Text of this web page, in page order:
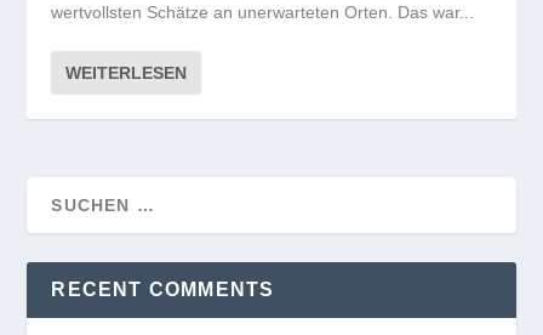
wertvollsten Schätze an unerwarteten Orten. Das war...
WEITERLESEN
RECENT COMMENTS